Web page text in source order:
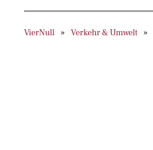
VierNull Verkehr & Umwelt